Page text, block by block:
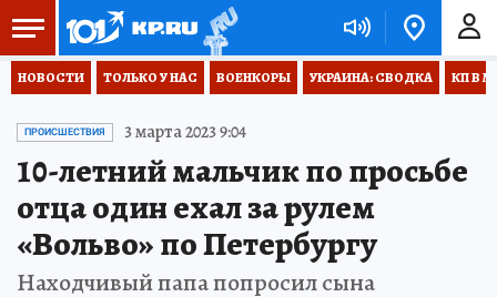
НОВОСТИ ТОЛЬКО У НАС ВОЕНКОРЫ УКРАИНА: СВОДКА КП В
ПРОИСШЕСТВИЯ 3 марта 2023 9:04
10-летний мальчик по просьбе
отца один ехал за рулем
«Вольво» по Петербургу
Находчивый папа попросил сына